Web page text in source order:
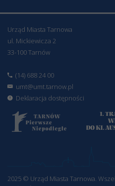
Urząd Miasta Tarnowa
ul. Mickiewicza 2
33-100 Tarnów
(14) 688 24 00
umt@umt.tarnow.pl
Deklaracja dostępności
2025 © Urząd Miasta Tarnowa.